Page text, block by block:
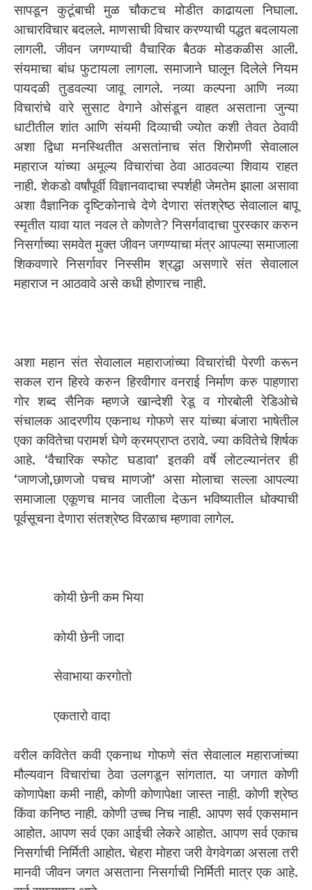
सापडून कुटूंबाची मुळ चौकटच मोडीत काढायला निघाला.
आचारविचार बदलले. माणसाची विचार करण्याची पद्धत बदलायला
लागली. जीवन जगण्याची वैचारिक बैठक मोडकळीस आली.
संयमाचा बांध फुटायला लागला. समाजाने घालून दिलेले नियम
पायदळी तुडवल्या जावू लागले. नव्या कल्पना आणि नव्या
विचारांचे वारे सुसाट वेगाने ओसंडून वाहत असताना जुन्या
धाटीतील शांत आणि संयमी दिव्याची ज्योत कशी तेवत ठेवावी
अशा द्विधा मनस्थितीत असतांनाच संत शिरोमणी सेवालाल
महाराज यांच्या अमूल्य विचारांचा ठेवा आठवल्या शिवाय राहत
नाही. शेकडो वर्षांपूर्वी विज्ञानवादाचा स्पर्शही जेमतेम झाला असावा
अशा वैज्ञानिक दृष्टिकोनाचे देणे देणारा संतश्रेष्ठ सेवालाल बापू
स्मृतीत यावा यात नवल ते कोणते? निसर्गवादाचा पुरस्कार करुन
निसर्गाच्या समवेत मुक्त जीवन जगण्याचा मंत्र आपल्या समाजाला
शिकवणारे निसर्गावर निस्सीम श्रद्धा असणारे संत सेवालाल
महाराज न आठवावे असे कधी होणारच नाही.
अशा महान संत सेवालाल महाराजांच्या विचारांची पेरणी करून
सकल रान हिरवे करुन हिरवीगार वनराई निर्माण करु पाहणारा
गोर शब्द सैनिक म्हणजे खान्देशी रेडू व गोरबोली रेडिओचे
संचालक आदरणीय एकनाथ गोफणे सर यांच्या बंजारा भाषेतील
एका कवितेचा परामर्श घेणे क्रमप्राप्त ठरावे. ज्या कवितेचे शिर्षक
आहे. ‘वैचारिक स्फोट घडावा’ इतकी वर्षे लोटल्यानंतर ही
‘जाणजो,छाणजो पचच माणजो’ असा मोलाचा सल्ला आपल्या
समाजाला एकूणच मानव जातीला देऊन भविष्यातील धोक्याची
पूर्वसूचना देणारा संतश्रेष्ठ विरळाच म्हणावा लागेल.
कोयी छेनी कम भिया
कोयी छेनी जादा
सेवाभाया करगोतो
एकतारो वादा
वरील कवितेत कवी एकनाथ गोफणे संत सेवालाल महाराजांच्या
मौल्यवान विचारांचा ठेवा उलगडून सांगतात. या जगात कोणी
कोणापेक्षा कमी नाही, कोणी कोणापेक्षा जास्त नाही. कोणी श्रेष्ठ
किंवा कनिष्ठ नाही. कोणी उच्च निच नाही. आपण सर्व एकसमान
आहोत. आपण सर्व एका आईची लेकरे आहोत. आपण सर्व एकाच
निसर्गाची निर्मिती आहोत. चेहरा मोहरा जरी वेगवेगळा असला तरी
मानवी जीवन जगत असताना निसर्गाची निर्मिती मात्र एक आहे.